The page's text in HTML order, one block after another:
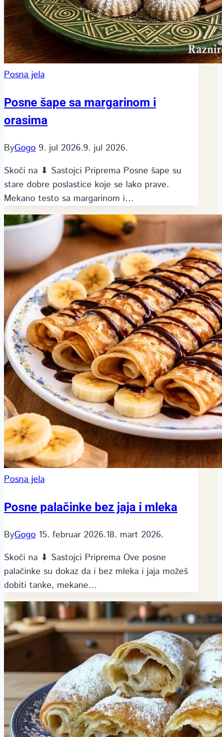
Posna jela
Posne šape sa margarinom i
orasima
ByGogo 9. jul 2026.9. jul 2026.
Skoči na ⬇ Sastojci Priprema Posne šape su
stare dobre poslastice koje se lako prave.
Mekano testo sa margarinom i…
Posna jela
Posne palačinke bez jaja i mleka
ByGogo 15. februar 2026.18. mart 2026.
Skoči na ⬇ Sastojci Priprema Ove posne
palačinke su dokaz da i bez mleka i jaja možeš
dobiti tanke, mekane…